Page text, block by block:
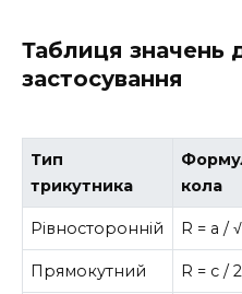
Таблиця значень
застосування
Тип
трикутника
кола
Рівносторонній R = a /
Прямокутний R = c / 2